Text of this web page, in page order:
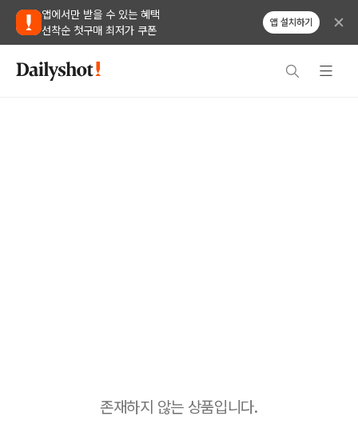
앱에서만 받을 수 있는 혜택
선착순 첫구매 최저가 쿠폰
앱 설치하기
존재하지 않는 상품입니다.